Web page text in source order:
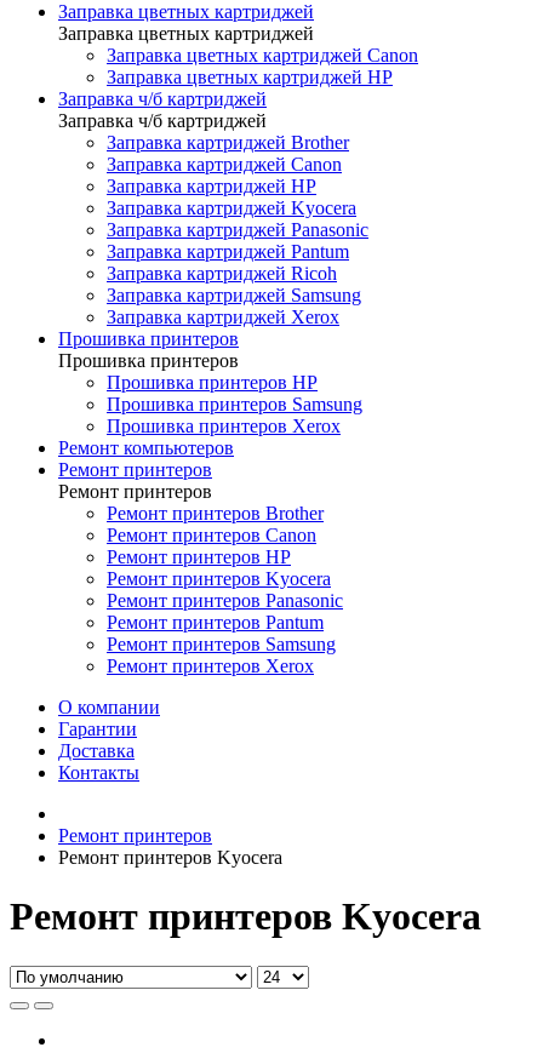
Заправка цветных картриджей
Заправка цветных картриджей
Заправка цветных картриджей Canon
Заправка цветных картриджей HP
Заправка ч/б картриджей
Заправка ч/б картриджей
Заправка картриджей Brother
Заправка картриджей Canon
Заправка картриджей HP
Заправка картриджей Kyocera
Заправка картриджей Panasonic
Заправка картриджей Pantum
Заправка картриджей Ricoh
Заправка картриджей Samsung
Заправка картриджей Xerox
Прошивка принтеров
Прошивка принтеров
Прошивка принтеров HP
Прошивка принтеров Samsung
Прошивка принтеров Xerox
Ремонт компьютеров
Ремонт принтеров
Ремонт принтеров
Ремонт принтеров Brother
Ремонт принтеров Canon
Ремонт принтеров HP
Ремонт принтеров Kyocera
Ремонт принтеров Panasonic
Ремонт принтеров Pantum
Ремонт принтеров Samsung
Ремонт принтеров Xerox
О компании
Гарантии
Доставка
Контакты
Ремонт принтеров
Ремонт принтеров Kyocera
Ремонт принтеров Kyocera